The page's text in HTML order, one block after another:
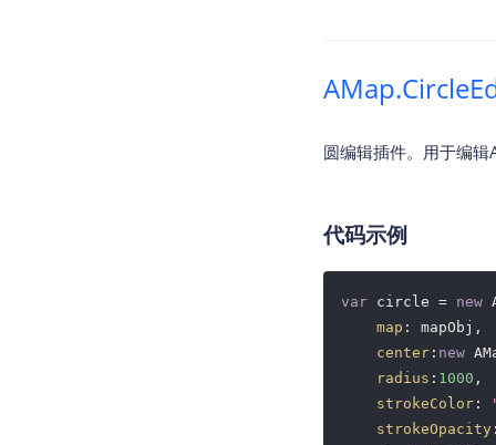
圆编辑插件。用于编
代码示例
var circle = new
map : mapObj,
center : new
radius : 1000 ,
strokeColor :
strokeOpacity